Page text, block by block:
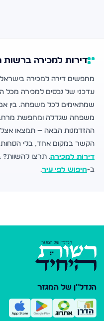
דירות למכירה ברשות
מחפשים דירה למכירה
עדכני של נכסים למכירה מכל
שמתאימים לכל משפחה. בין
משפחה שגדלה ומחפשת
ההזדמנות הבאה — תמצאו
הקשר במקום אחד, בלי הסחות
דירות למכירה. תרצו להשוות?
ב-חיפוש לפי עיר.
הנדל"ן של המגזר